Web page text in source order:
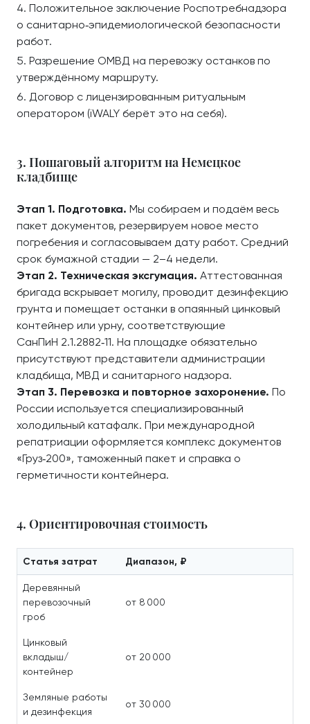
Положительное заключение Роспотребнадзора
о санитарно‑эпидемиологической безопасности
работ.
Разрешение ОМВД на перевозку останков по
утверждённому маршруту.
Договор с лицензированным ритуальным
оператором (iWALY берёт это на себя).
3. Пошаговый алгоритм на Немецкое
кладбище
Этап 1. Подготовка. Мы собираем и подаём весь
пакет документов, резервируем новое место
погребения и согласовываем дату работ. Средний
срок бумажной стадии — 2–4 недели.
Этап 2. Техническая эксгумация. Аттестованная
бригада вскрывает могилу, проводит дезинфекцию
грунта и помещает останки в опаянный цинковый
контейнер или урну, соответствующие
СанПиН 2.1.2882‑11. На площадке обязательно
присутствуют представители администрации
кладбища, МВД и санитарного надзора.
Этап 3. Перевозка и повторное захоронение. По
России используется специализированный
холодильный катафалк. При международной
репатриации оформляется комплекс документов
«Груз‑200», таможенный пакет и справка о
герметичности контейнера.
4. Ориентировочная стоимость
Статья затрат Диапазон, ₽
Деревянный
перевозочный
гроб
от 8 000
Цинковый
вкладыш/
контейнер
от 20 000
Земляные работы
и дезинфекция
от 30 000